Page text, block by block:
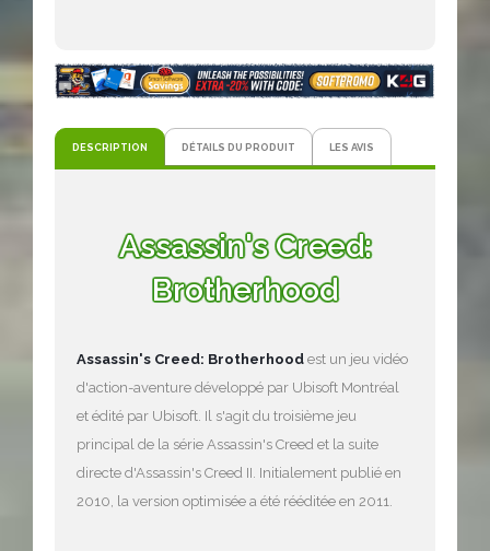
DESCRIPTION DÉTAILS DU PRODUIT LES AVIS
Assassin's Creed:
Brotherhood
Assassin's Creed: Brotherhood est un jeu vidéo
d'action-aventure développé par Ubisoft Montréal
et édité par Ubisoft. Il s'agit du troisième jeu
principal de la série Assassin's Creed et la suite
directe d'Assassin's Creed II. Initialement publié en
2010, la version optimisée a été rééditée en 2011.